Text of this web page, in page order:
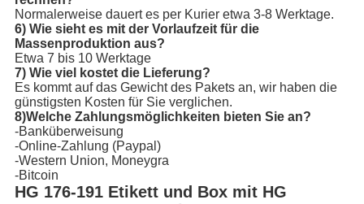
Normalerweise dauert es per Kurier etwa 3-8 Werktage.
6) Wie sieht es mit der Vorlaufzeit für die
Massenproduktion aus?
Etwa 7 bis 10 Werktage
7) Wie viel kostet die Lieferung?
Es kommt auf das Gewicht des Pakets an, wir haben die
günstigsten Kosten für Sie verglichen.
8)Welche Zahlungsmöglichkeiten bieten Sie an?
-Banküberweisung
-Online-Zahlung (Paypal)
-Western Union, Moneygra
-Bitcoin
HG 176-191 Etikett und Box mit HG